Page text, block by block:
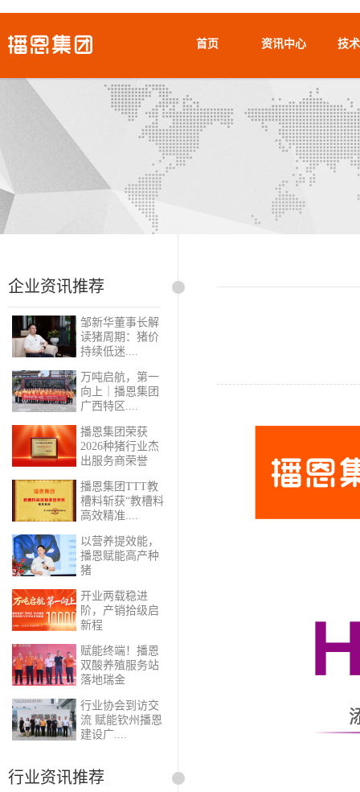
首页 资讯中心 技
企业资讯推荐
邹新华董事长解
读猪周期：猪价
持续低迷....
万吨启航，第一
向上｜播恩集团
广西特区....
播恩集团荣获
2026种猪行业杰
出服务商荣誉
播恩集团TTT教
槽料斩获“教槽料
高效精准....
以营养提效能，
播恩赋能高产种
猪
开业两载稳进
阶，产销拾级启
新程
赋能终端！播恩
双酸养殖服务站
落地瑞金
行业协会到访交
流 赋能钦州播恩
建设广....
行业资讯推荐